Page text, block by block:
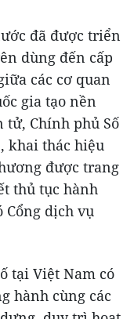
đã được triển
dùng đến cấp
các cơ quan
gia tạo nền
Chính phủ Số
khai thác hiệu
được trang
thủ tục hành
Cổng dịch vụ
tại Việt Nam có
hành cùng các